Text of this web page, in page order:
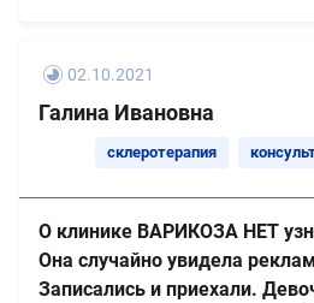
02.10.2021
Галина Ивановна
склеротерапия
О клинике ВАРИКОЗА НЕТ
Она случайно увидела
Записались и приехали.